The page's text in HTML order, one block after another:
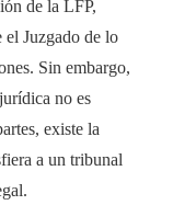
de la LFP,
el Juzgado de lo
Sin embargo,
no es
existe la
a un tribunal